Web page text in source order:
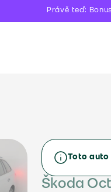
Právě teď:
Toto auto
Škoda